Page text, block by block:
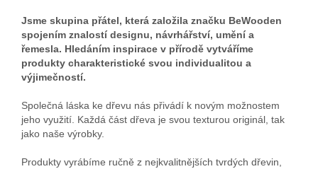
Jsme skupina přátel, která založila značku BeWooden
spojením znalostí designu, návrhářství, umění a
řemesla. Hledáním inspirace v přírodě vytváříme
produkty charakteristické svou individualitou a
výjimečností.
Společná láska ke dřevu nás přivádí k novým možnostem
jeho využití. Každá část dřeva je svou texturou originál, tak
jako naše výrobky.
Produkty vyrábíme ručně z nejkvalitnějších tvrdých dřevin,